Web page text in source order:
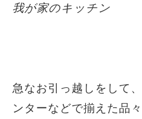
我が家のキッチン
急なお引っ越しをして
ンターなどで揃えた品